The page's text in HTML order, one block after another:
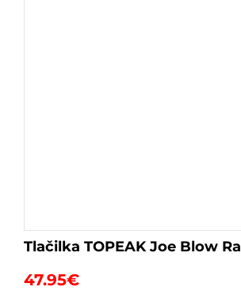
Tlačilka TOPEAK Joe Blow
47.95€